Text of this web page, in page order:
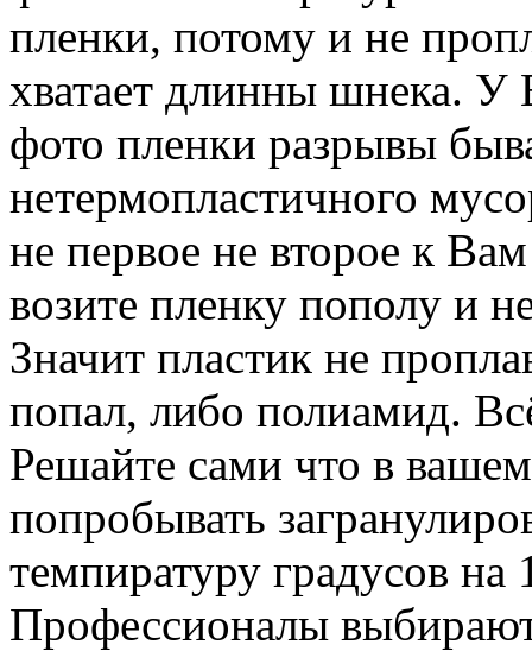
пленки, потому и не
хватает длинны шнека.
фото пленки разрывы
нетермопластичного
не первое не второе к
возите пленку пополу и
Значит пластик не
попал, либо полиамид.
Решайте сами что в
попробывать
темпиратуру градусов на
Профессионалы